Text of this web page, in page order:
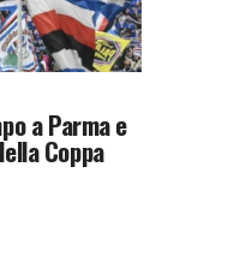
a Parma e
Coppa